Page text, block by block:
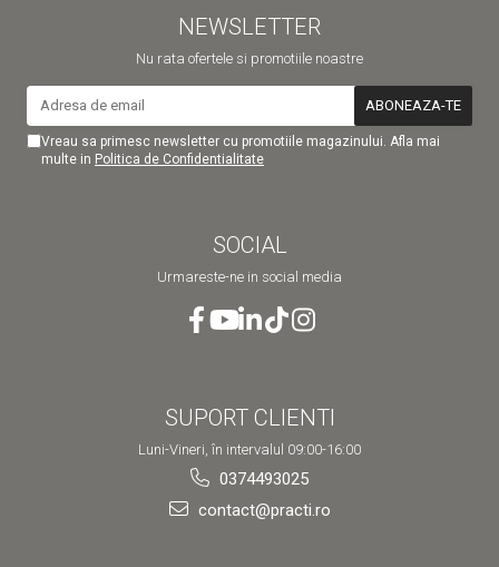
NEWSLETTER
Nu rata ofertele si promotiile noastre
Vreau sa primesc newsletter cu promotiile magazinului. Afla mai
multe in Politica de Confidentialitate
SOCIAL
Urmareste-ne in social media
SUPORT CLIENTI
Luni-Vineri, în intervalul 09:00-16:00
0374493025
contact@practi.ro